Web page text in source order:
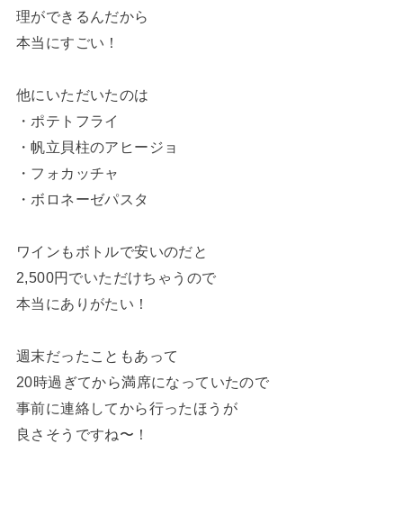
理ができるんだから
本当にすごい！
他にいただいたのは
・ポテトフライ
・帆立貝柱のアヒージョ
・フォカッチャ
・ボロネーゼパスタ
ワインもボトルで安いのだと
2,500円でいただけちゃうので
本当にありがたい！
週末だったこともあって
20時過ぎてから満席になっていたので
事前に連絡してから行ったほうが
良さそうですね〜！